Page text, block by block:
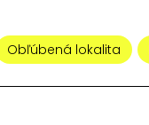
Obľúbená lokalita